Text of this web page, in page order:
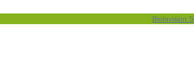
Biolovision